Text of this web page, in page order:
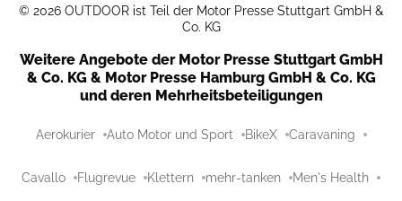
© 2026 OUTDOOR ist Teil der Motor Presse Stuttgart GmbH &
Co. KG
Weitere Angebote der Motor Presse Stuttgart GmbH
& Co. KG & Motor Presse Hamburg GmbH & Co. KG
und deren Mehrheitsbeteiligungen
Aerokurier Auto Motor und Sport BikeX Caravaning
Cavallo Flugrevue Klettern mehr-tanken Men's Health